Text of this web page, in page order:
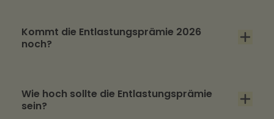
Kommt die Entlastungsprämie 2026
noch?
Koalitionsausschuss vom 12. Mai 2026
Wie hoch sollte die Entlastungsprämie
sein?